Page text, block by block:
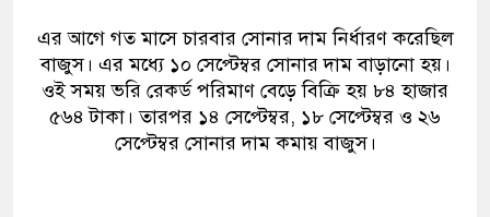
এর আগে গত মাসে চারবার সোনার দাম নির্ধারণ করেছিল
বাজুস। এর মধ্যে ১০ সেপ্টেম্বর সোনার দাম বাড়ানো হয়।
ওই সময় ভরি রেকর্ড পরিমাণ বেড়ে বিক্রি হয় ৮৪ হাজার
৫৬৪ টাকা। তারপর ১৪ সেপ্টেম্বর, ১৮ সেপ্টেম্বর ও ২৬
সেপ্টেম্বর সোনার দাম কমায় বাজুস।